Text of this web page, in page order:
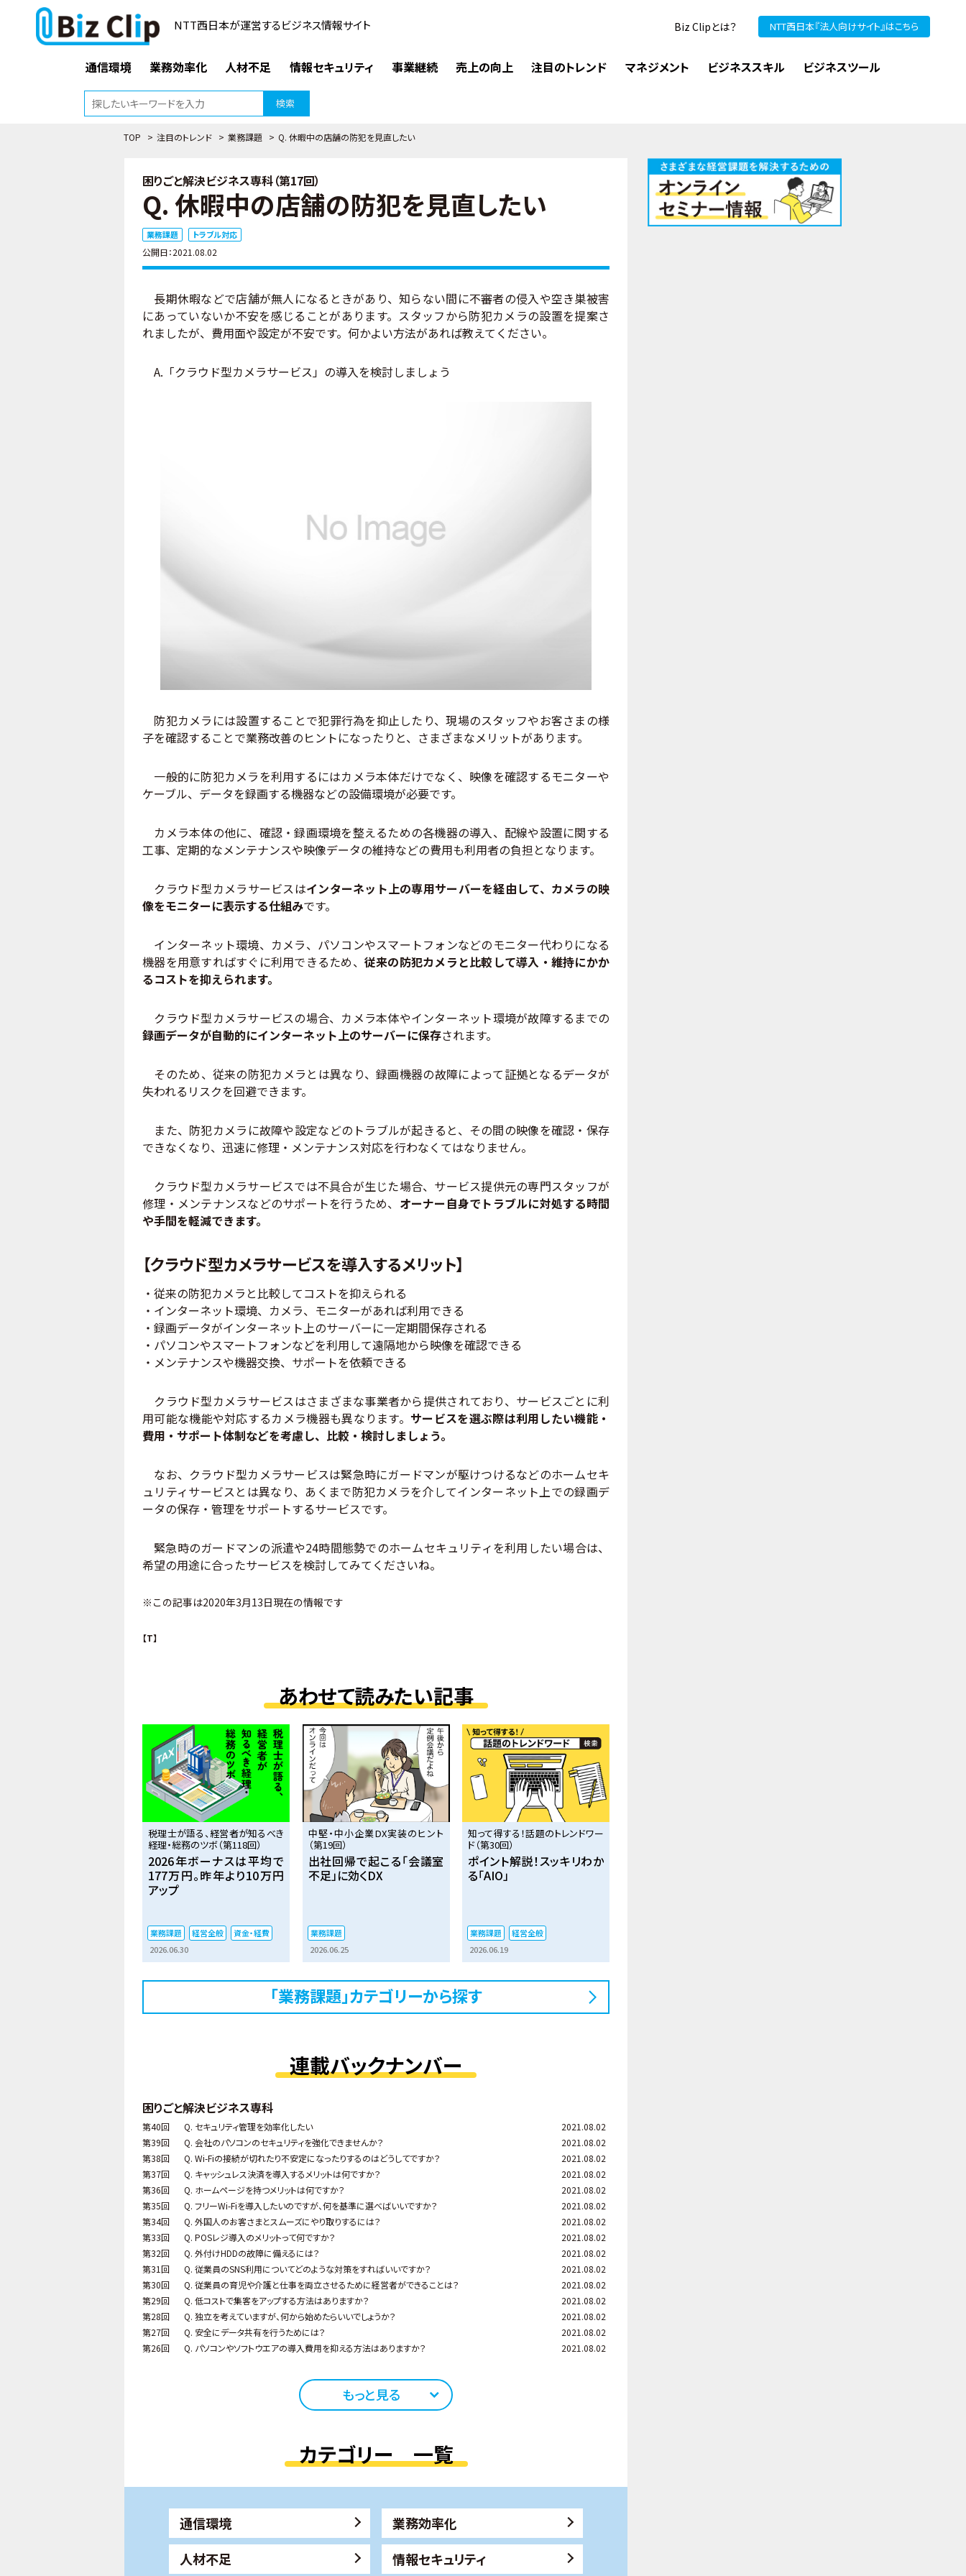
NTT西日本が運営するビジネス情報サイト Biz Clipとは？ NTT西日本『法人向けサイト』はこちら
通信環境 業務効率化 人材不足 情報セキュリティ 事業継続 売上の向上 注目のトレンド マネジメント ビジネススキル ビジネスツール
検索
TOP > 注目のトレンド > 業務課題 > Q. 休暇中の店舗の防犯を見直したい
困りごと解決ビジネス専科（第17回）
Q. 休暇中の店舗の防犯を見直したい
業務課題 トラブル対応
公開日：2021.08.02
長期休暇などで店舗が無人になるときがあり、知らない間に不審者の侵入や空き巣被害
にあっていないか不安を感じることがあります。スタッフから防犯カメラの設置を提案さ
れましたが、費用面や設定が不安です。何かよい方法があれば教えてください。
A.「クラウド型カメラサービス」の導入を検討しましょう
防犯カメラには設置することで犯罪行為を抑止したり、現場のスタッフやお客さまの様
子を確認することで業務改善のヒントになったりと、さまざまなメリットがあります。
一般的に防犯カメラを利用するにはカメラ本体だけでなく、映像を確認するモニターや
ケーブル、データを録画する機器などの設備環境が必要です。
カメラ本体の他に、確認・録画環境を整えるための各機器の導入、配線や設置に関する
工事、定期的なメンテナンスや映像データの維持などの費用も利用者の負担となります。
クラウド型カメラサービスはインターネット上の専用サーバーを経由して、カメラの映
像をモニターに表示する仕組みです。
インターネット環境、カメラ、パソコンやスマートフォンなどのモニター代わりになる
機器を用意すればすぐに利用できるため、 従来の防犯カメラと比較して導入・維持にかか
るコストを抑えられます。
クラウド型カメラサービスの場合、カメラ本体やインターネット環境が故障するまでの
録画データが自動的にインターネット上のサーバーに保存されます。
そのため、従来の防犯カメラとは異なり、録画機器の故障によって証拠となるデータが
失われるリスクを回避できます。
また、防犯カメラに故障や設定などのトラブルが起きると、その間の映像を確認・保存
できなくなり、迅速に修理・メンテナンス対応を行わなくてはなりません。
クラウド型カメラサービスでは不具合が生じた場合、サービス提供元の専門スタッフが
修理・メンテナンスなどのサポートを行うため、 オーナー自身でトラブルに対処する時間
や手間を軽減できます。
【クラウド型カメラサービスを導入するメリット】
・従来の防犯カメラと比較してコストを抑えられる
・インターネット環境、カメラ、モニターがあれば利用できる
・録画データがインターネット上のサーバーに一定期間保存される
・パソコンやスマートフォンなどを利用して遠隔地から映像を確認できる
・メンテナンスや機器交換、サポートを依頼できる
クラウド型カメラサービスはさまざまな事業者から提供されており、サービスごとに利
用可能な機能や対応するカメラ機器も異なります。 サービスを選ぶ際は利用したい機能・
費用・サポート体制などを考慮し、比較・検討しましょう。
なお、クラウド型カメラサービスは緊急時にガードマンが駆けつけるなどのホームセキ
ュリティサービスとは異なり、あくまで防犯カメラを介してインターネット上での録画デ
ータの保存・管理をサポートするサービスです。
緊急時のガードマンの派遣や24時間態勢でのホームセキュリティを利用したい場合は、
希望の用途に合ったサービスを検討してみてくださいね。
※この記事は2020年3月13日現在の情報です
【T】
あわせて読みたい記事
税理士が語る、経営者が知るべき
経理・総務のツボ（第118回）
2026年ボーナスは平均で
177万円。昨年より10万円
アップ
業務課題 経営全般
資金・経費
2026.06.30
中堅・中小企業DX実装のヒント
（第19回）
出社回帰で起こる「会議室
不足」に効くDX
業務課題
2026.06.25
知って得する！話題のトレンドワー
ド（第30回）
ポイント解説！スッキリわか
る「AIO」
業務課題
経営全般
2026.06.19
「業務課題」カテゴリーから探す
連載バックナンバー
困りごと解決ビジネス専科
第40回 Q. セキュリティ管理を効率化したい
2021.08.02
第39回
Q. 会社のパソコンのセキュリティを強化できませんか？
2021.08.02
第38回
Q. Wi-Fiの接続が切れたり不安定になったりするのはどうしてですか？
2021.08.02
第37回
Q. キャッシュレス決済を導入するメリットは何ですか？
2021.08.02
第36回
Q. ホームページを持つメリットは何ですか？
2021.08.02
第35回
Q. フリーWi-Fiを導入したいのですが、何を基準に選べばいいですか？
2021.08.02
第34回
Q. 外国人のお客さまとスムーズにやり取りするには？
2021.08.02
第33回
Q. POSレジ導入のメリットって何ですか？
2021.08.02
第32回
Q. 外付けHDDの故障に備えるには？
2021.08.02
第31回
Q. 従業員のSNS利用についてどのような対策をすればいいですか？
2021.08.02
第30回
Q. 従業員の育児や介護と仕事を両立させるために経営者ができることは？
2021.08.02
第29回
Q. 低コストで集客をアップする方法はありますか？
2021.08.02
第28回
Q. 独立を考えていますが、何から始めたらいいでしょうか？
2021.08.02
第27回
Q. 安全にデータ共有を行うためには？
2021.08.02
第26回
Q. パソコンやソフトウエアの導入費用を抑える方法はありますか？ 2021.08.02
もっと見る
カテゴリー 一覧
通信環境
業務効率化
人材不足
情報セキュリティ